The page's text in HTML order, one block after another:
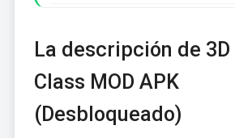
La descripción de
Class MOD APK
(Desbloqueado)